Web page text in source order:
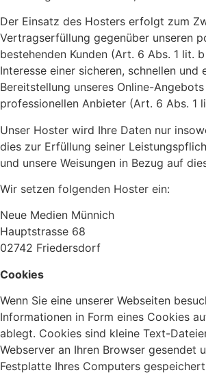
Der Einsatz des Hosters erfolgt zum
Vertragserfüllung gegenüber unseren
bestehenden Kunden (Art. 6 Abs. 1 lit.
Interesse einer sicheren, schnellen und
Bereitstellung unseres Online-
professionellen Anbieter (Art. 6 Abs. 1
Unser Hoster wird Ihre Daten nur
dies zur Erfüllung seiner
und unsere Weisungen in Bezug auf
Wir setzen folgenden Hoster ein:
Neue Medien Münnich
Hauptstrasse 68
02742 Friedersdorf
Cookies
Wenn Sie eine unserer Webseiten
Informationen in Form eines Cookies
ablegt. Cookies sind kleine Text-
Webserver an Ihren Browser gesendet
Festplatte Ihres Computers